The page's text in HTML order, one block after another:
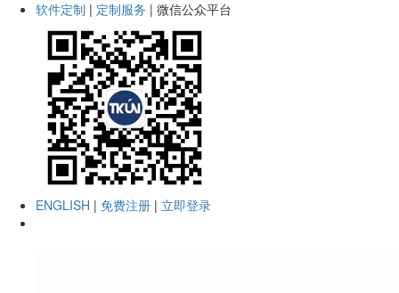
软件定制 | 定制服务 | 微信公众平台
ENGLISH | 免费注册 | 立即登录